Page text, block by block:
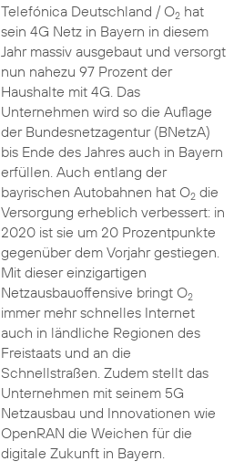
Telefónica Deutschland / O2hat
sein 4G Netz in Bayern in diesem
Jahr massiv ausgebaut und versorgt
nun nahezu 97 Prozent der
Haushalte mit 4G. Das
Unternehmen wird so die Auflage
der Bundesnetzagentur (BNetzA)
bis Ende des Jahres auch in Bayern
erfüllen. Auch entlang der
bayrischen Autobahnen hat O2die
Versorgung erheblich verbessert: in
2020 ist sie um 20 Prozentpunkte
gegenüber dem Vorjahr gestiegen.
Mit dieser einzigartigen
Netzausbauoffensive bringt O2
immer mehr schnelles Internet
auch in ländliche Regionen des
Freistaats und an die
Schnellstraßen. Zudem stellt das
Unternehmen mit seinem 5G
Netzausbau und Innovationen wie
OpenRAN die Weichen für die
digitale Zukunft in Bayern.